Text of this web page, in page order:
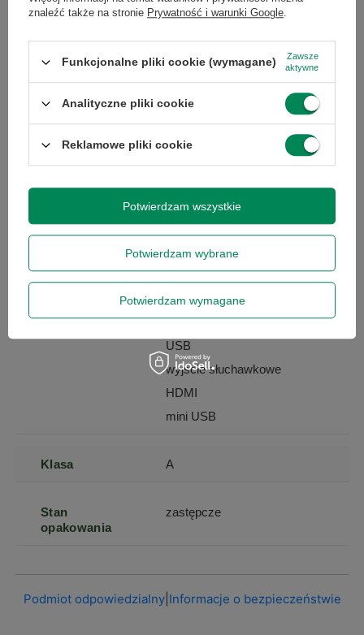
Wbudowane
głośniki
tak
Kontrast (x:1) 16000
240
D-Sub (VGA)
RJ-45
RS-232
S-Video
USB
wyjście słuchawkowe
HDMI
mini USB
Klasa A
Stan
opakowania
zastępcze
Podmiot odpowiedzialny| Informacje o bezpieczeństwie
znaleźć także na stronie Prywatność i warunki Google.
Funkcjonalne pliki cookie (wymagane)
Zawsze
aktywne
Analityczne pliki cookie
Reklamowe pliki cookie
Potwierdzam wybrane
Potwierdzam wymagane
Potwierdzam wszystkie